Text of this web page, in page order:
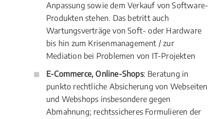
Anpassung sowie dem Verkauf von Software-
Produkten stehen. Das betritt auch
Wartungsverträge von Soft- oder Hardware
bis hin zum Krisenmanagement / zur
Mediation bei Problemen von IT-Projekten
E-Commerce, Online-Shops: Beratung in
punkto rechtliche Absicherung von Webseiten
und Webshops insbesondere gegen
Abmahnung; rechtssicheres Formulieren der